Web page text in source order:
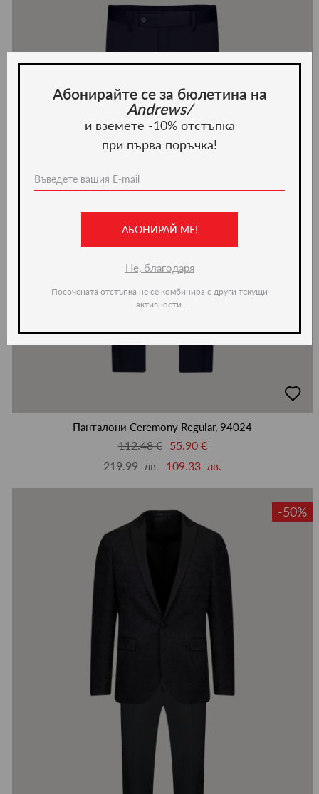
в
Панталони Ceremony Regular, 94024
112.48 €
55.90 €
219.99 лв. 109.33 лв.
-50%
Абонирайте се за бюлетина на
Andrews/
и вземете -10% отстъпка
при първа поръчка!
АБОНИРАЙ МЕ!
Не, благодаря
Посочената отстъпка не се комбинира с други текущи
активности.